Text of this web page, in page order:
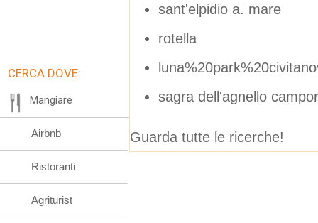
sant'elpidio a. mare
rotella
sagra dell'agnello
Guarda tutte le ricerche!
CERCA DOVE:
Mangiare
Airbnb
Ristoranti
Agriturist